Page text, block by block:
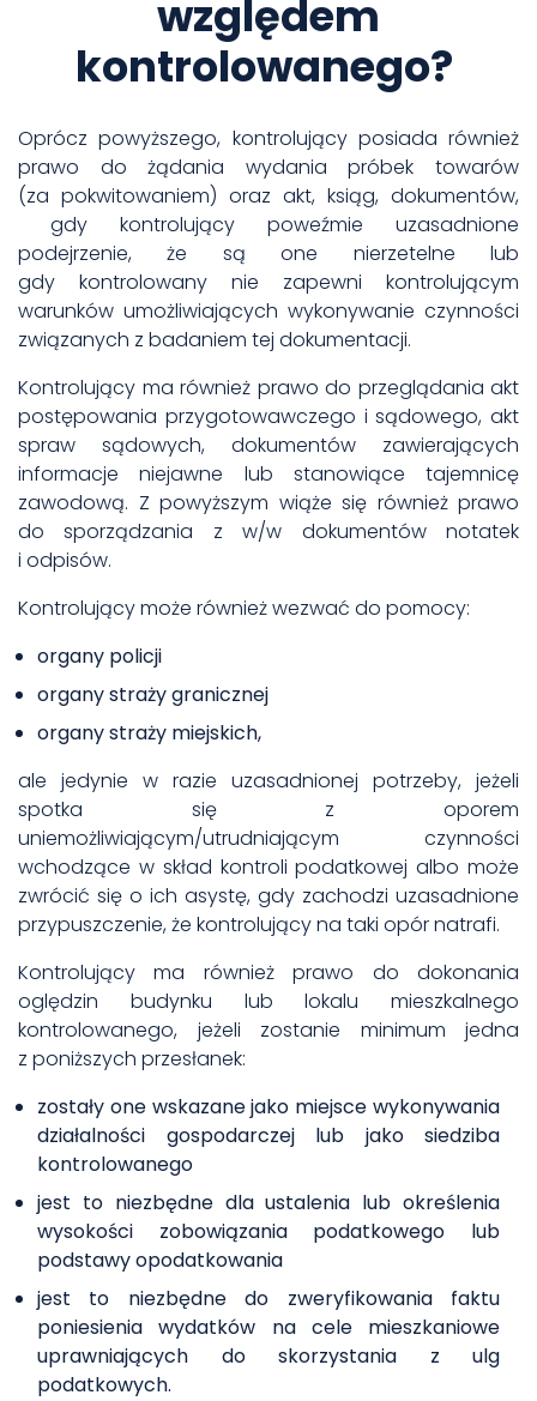
względem
kontrolowanego?
Oprócz powyższego, kontrolujący posiada również
prawo do żądania wydania próbek towarów
(za pokwitowaniem) oraz akt, ksiąg, dokumentów,
gdy kontrolujący poweźmie uzasadnione
podejrzenie, że są one nierzetelne lub
gdy kontrolowany nie zapewni kontrolującym
warunków umożliwiających wykonywanie czynności
związanych z badaniem tej dokumentacji.
Kontrolujący ma również prawo do przeglądania akt
postępowania przygotowawczego i sądowego, akt
spraw sądowych, dokumentów zawierających
informacje niejawne lub stanowiące tajemnicę
zawodową. Z powyższym wiąże się również prawo
do sporządzania z w/w dokumentów notatek
i odpisów.
Kontrolujący może również wezwać do pomocy:
organy policji
organy straży granicznej
organy straży miejskich,
ale jedynie w razie uzasadnionej potrzeby, jeżeli
spotka się z oporem
uniemożliwiającym/utrudniającym czynności
wchodzące w skład kontroli podatkowej albo może
zwrócić się o ich asystę, gdy zachodzi uzasadnione
przypuszczenie, że kontrolujący na taki opór natrafi.
Kontrolujący ma również prawo do dokonania
oględzin budynku lub lokalu mieszkalnego
kontrolowanego, jeżeli zostanie minimum jedna
z poniższych przesłanek:
zostały one wskazane jako miejsce wykonywania
działalności gospodarczej lub jako siedziba
kontrolowanego
jest to niezbędne dla ustalenia lub określenia
wysokości zobowiązania podatkowego lub
podstawy opodatkowania
jest to niezbędne do zweryfikowania faktu
poniesienia wydatków na cele mieszkaniowe
uprawniających do skorzystania z ulg
podatkowych.